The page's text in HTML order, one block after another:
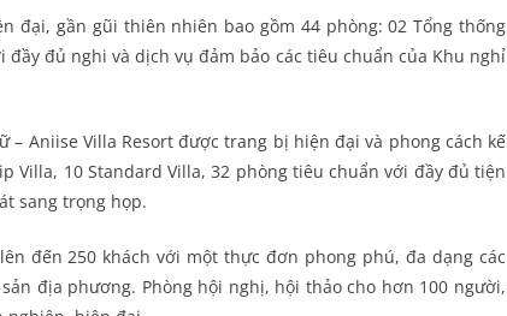
đại, gần gũi thiên nhiên bao gồm 44 phòng: 02 Tổng thống
đủ nghi và dịch vụ đảm bảo các tiêu chuẩn của Khu nghỉ
Aniise Villa Resort được trang bị hiện đại và phong cách kế
Villa, 10 Standard Villa, 32 phòng tiêu chuẩn với đầy đủ tiện
sang trọng họp.
đến 250 khách với một thực đơn phong phú, đa dạng các
địa phương. Phòng hội nghị, hội thảo cho hơn 100 người,